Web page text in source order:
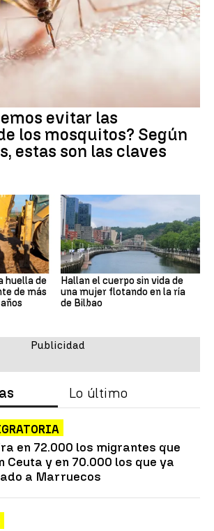
evitar las
los mosquitos? Según
estas son las claves
huella de
de más
Hallan el cuerpo sin vida de
una mujer flotando en la ría
de Bilbao
Lo último
en 72.000 los migrantes que
Ceuta y en 70.000 los que ya
a Marruecos